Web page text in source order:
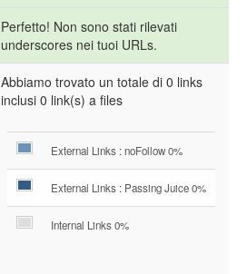
Perfetto! Non sono stati rilevati
underscores nei tuoi URLs.
Abbiamo trovato un totale di 0 links
inclusi 0 link(s) a files
External Links : noFollow 0%
External Links : Passing Juice 0%
Internal Links 0%